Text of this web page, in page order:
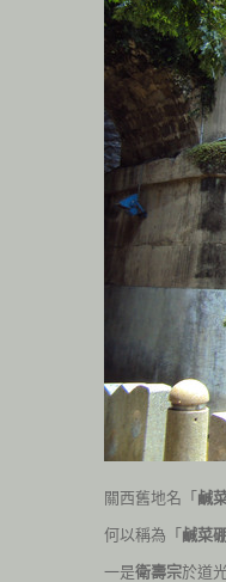
關西舊地名「 鹹
何以稱為「 鹹菜
一是衛壽宗於道